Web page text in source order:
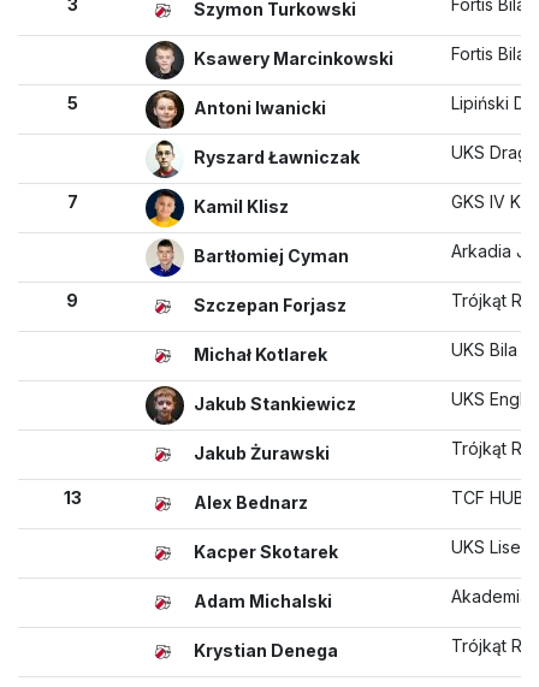
3 Szymon Turkowski Fortis
Ksawery Marcinkowski Fortis
5 Antoni Iwanicki Lipiński
Ryszard Ławniczak UKS
7 Kamil Klisz GKS IV
Bartłomiej Cyman Arkadia
9 Szczepan Forjasz Trójkąt
Michał Kotlarek UKS Bila
Jakub Stankiewicz UKS
Jakub Żurawski Trójkąt
13 Alex Bednarz TCF HUB
Kacper Skotarek UKS
Adam Michalski Akademia
Krystian Denega Trójkąt